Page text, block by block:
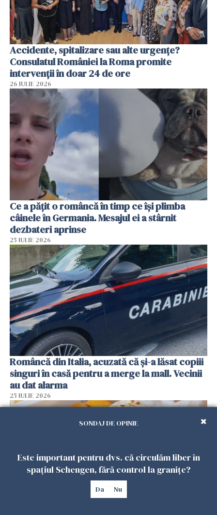
Accidente, spitalizare sau alte urgențe?
Consulatul României la Roma promite
intervenții în doar 24 de ore
26 IULIE 2026
Ce a pățit o româncă în timp ce își plimba
câinele în Germania. Mesajul ei a stârnit
dezbateri aprinse
25 IULIE 2026
Româncă din Italia, acuzată că și-a lăsat copiii
singuri în casă pentru a merge la mall. Vecinii
au dat alarma
25 IULIE 2026
SONDAJ DE OPINIE
Este important pentru dvs. că circulăm liber în
spațiul Schengen, fără control la granițe?
Da Nu